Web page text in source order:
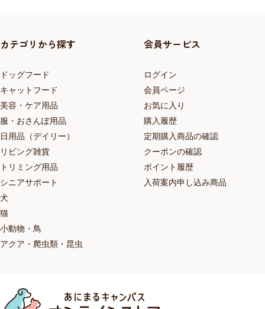
カテゴリから探す
ドッグフード
キャットフード
美容・ケア用品
服・おさんぽ用品
日用品（デイリー）
リビング雑貨
トリミング用品
シニアサポート
犬
猫
小動物・鳥
アクア・爬虫類・昆虫
会員サービス
ログイン
会員ページ
お気に入り
購入履歴
定期購入商品の確認
クーポンの確認
ポイント履歴
入荷案内申し込み商品